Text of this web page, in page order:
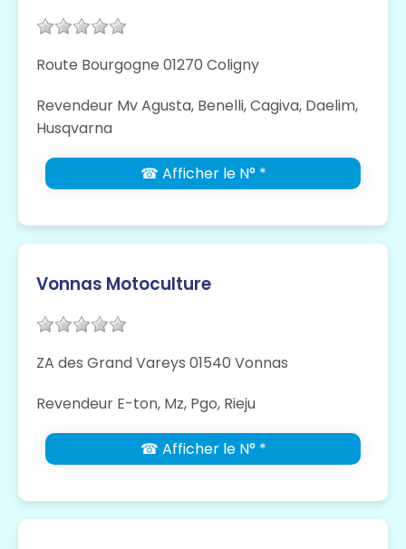
Route Bourgogne 01270 Coligny
Revendeur Mv Agusta, Benelli, Cagiva, Daelim,
Husqvarna
☎ Afficher le N° *
Vonnas Motoculture
ZA des Grand Vareys 01540 Vonnas
Revendeur E-ton, Mz, Pgo, Rieju
☎ Afficher le N° *